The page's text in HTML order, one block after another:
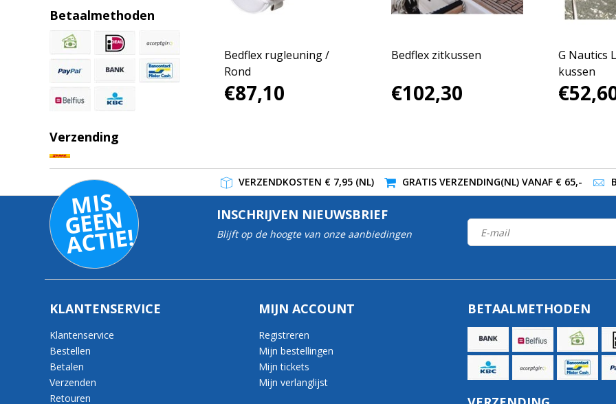
Betaalmethoden
Verzending
Luxe stuurstoel wit
€166,80
Bedflex rugleuning /
Rond
€87,10
Bedflex zitkussen
€102,30
G Nautics
kussen
VERZENDKOSTEN € 7,95 (NL) GRATIS VERZENDING(NL) VANAF € 65,-
MI
S
G
E
E
N
A
C
TI
E!
INSCHRIJVEN NIEUWSBRIEF
Blijft op de hoogte van onze aanbiedingen
KLANTENSERVICE
Klantenservice
Bestellen
Betalen
Verzenden
Retouren
MIJN ACCOUNT
Registreren
Mijn bestellingen
Mijn tickets
Mijn verlanglijst
BETAALMETHODEN